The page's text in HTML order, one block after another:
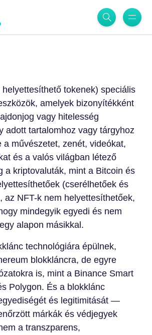
tokenek) speciális
amelyek bizonyítékként
vagy hitelesség
adott tartalomhoz vagy tárgyhoz
a művészetet, zenét, videókat,
és a valós világban létező
a kriptovaluták, mint a Bitcoin és
(cserélhetőek és
az NFT-k nem helyettesíthetőek,
mindegyik egyedi és nem
alapon másikkal.
technológiára épülnek,
blokkláncra, de egyre
is, mint a Binance Smart
Polygon. És a blokklánc
és legitimitását —
márkák és védjegyek
a transzparens,